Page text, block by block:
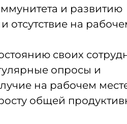
и развитию
отсутствие на
своих
опросы и
на рабочем
общей